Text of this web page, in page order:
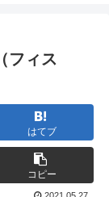
フィス
はてブ
コピー